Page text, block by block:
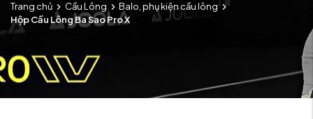
Trang chủ Cầu Lông
Balo, phụ kiện cầu lông
Hộp Cầu Lông Ba Sao Pro X